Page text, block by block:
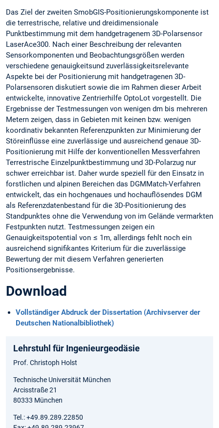
Das Ziel der zweiten SmobGIS-Positionierungskomponente ist
die terrestrische, relative und dreidimensionale
Punktbestimmung mit dem handgetragenem 3D-Polarsensor
LaserAce300. Nach einer Beschreibung der relevanten
Sensorkomponenten und Beobachtungsgrößen werden
verschiedene genauigkeitsund zuverlässigkeitsrelevante
Aspekte bei der Positionierung mit handgetragenen 3D-
Polarsensoren diskutiert sowie die im Rahmen dieser Arbeit
entwickelte, innovative Zentrierhilfe OptoLot vorgestellt. Die
Ergebnisse der Testmessungen von wenigen dm bis mehreren
Metern zeigen, dass in Gebieten mit keinen bzw. wenigen
koordinativ bekannten Referenzpunkten zur Minimierung der
Störeinflüsse eine zuverlässige und ausreichend genaue 3D-
Positionierung mit Hilfe der konventionellen Messverfahren
Terrestrische Einzelpunktbestimmung und 3D-Polarzug nur
schwer erreichbar ist. Daher wurde speziell für den Einsatz in
forstlichen und alpinen Bereichen das DGMMatch-Verfahren
entwickelt, das ein hochgenaues und hochauflösendes DGM
als Referenzdatenbestand für die 3D-Positionierung des
Standpunktes ohne die Verwendung von im Gelände vermarkten
Festpunkten nutzt. Testmessungen zeigen ein
Genauigkeitspotential von ≤ 1m, allerdings fehlt noch ein
ausreichend signifikantes Kriterium für die zuverlässige
Bewertung der mit diesem Verfahren generierten
Positionsergebnisse.
Download
Vollständiger Abdruck der Dissertation (Archivserver der
Deutschen Nationalbibliothek)
Lehrstuhl für Ingenieurgeodäsie
Prof. Christoph Holst
Technische Universität München
Arcisstraße 21
80333 München
Tel.: +49.89.289.22850